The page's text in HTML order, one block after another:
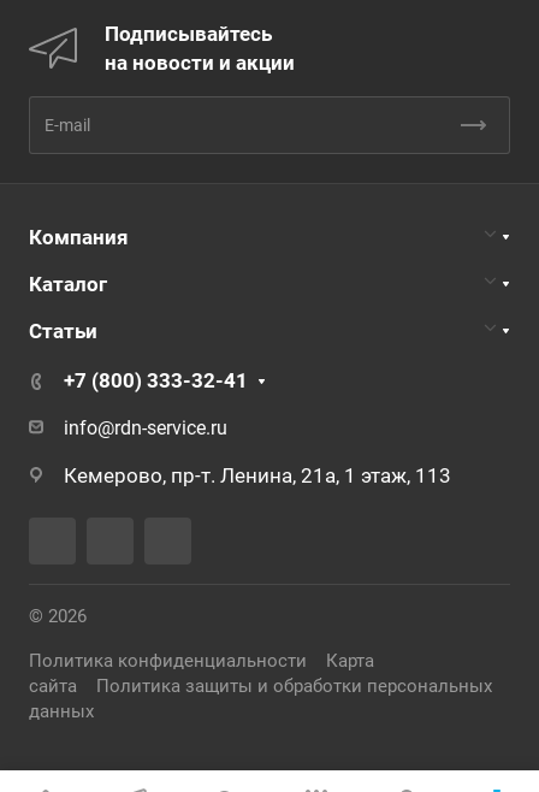
Подписывайтесь
на новости и акции
Компания
Каталог
Статьи
+7 (800) 333-32-41
info@rdn-service.ru
Кемерово, пр-т. Ленина, 21а, 1 этаж, 113
© 2026
Политика конфиденциальности
Карта
сайта
Политика защиты и обработки персональных
данных